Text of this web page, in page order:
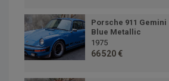
Porsche 911 Gemini
Blue Metallic
1975
66 520 €